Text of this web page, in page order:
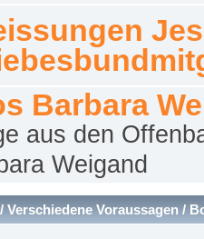
Barbara
aus den
Weigand
Verschiedene Voraussagen /